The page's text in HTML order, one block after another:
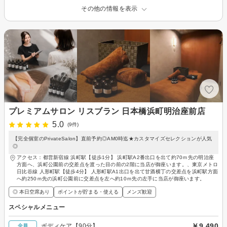
その他の情報を表示
プレミアムサロン リスブラン 日本橋浜町明治座前店
5.0
(9件)
【完全個室のPrivateSalon】直前予約◎AM0時迄★カスタマイズセレクションが人気
◎
アクセス：都営新宿線 浜町駅【徒歩1分】 浜町駅A2番出口を出て約70ｍ先の明治座
方面へ、浜町公園前の交差点を渡った目の前の2階に当店が御座います。、東京メトロ
日比谷線 人形町駅【徒歩4分】 人形町駅A1出口を出て甘酒横丁の交差点を浜町駅方面
へ約250ｍ先の浜町公園前に交差点を左へ約10ｍ先の左手に当店が御座います。
◎ 本日空席あり ポイントが貯まる・使える メンズ歓迎
スペシャルメニュー